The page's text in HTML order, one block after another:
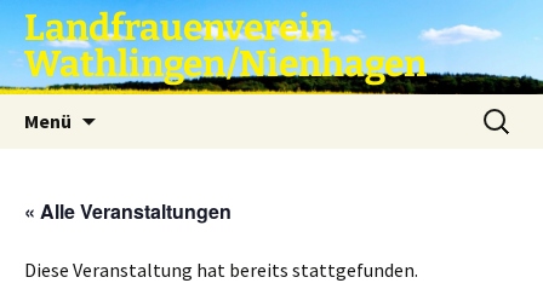
Zum
Inhalt
springen
Landfrauenverein
Wathlingen/Nienhagen
Menü
Suche
nach:
« Alle Veranstaltungen
Diese Veranstaltung hat bereits stattgefunden.